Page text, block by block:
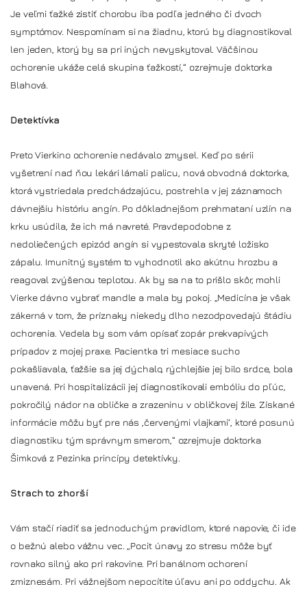
Je veľmi ťažké zistiť chorobu iba podľa jedného či dvoch
symptómov. Nespomínam si na žiadnu, ktorú by diagnostikoval
len jeden, ktorý by sa pri iných nevyskytoval. Väčšinou
ochorenie ukáže celá skupina ťažkostí,“ ozrejmuje doktorka
Blahová.
Detektívka
Preto Vierkino ochorenie nedávalo zmysel. Keď po sérii
vyšetrení nad ňou lekári lámali palicu, nová obvodná doktorka,
ktorá vystriedala predchádzajúcu, postrehla v jej záznamoch
dávnejšiu históriu angín. Po dôkladnejšom prehmataní uzlín na
krku usúdila, že ich má navreté. Pravdepodobne z
nedoliečených epizód angín si vypestovala skryté ložisko
zápalu. Imunitný systém to vyhodnotil ako akútnu hrozbu a
reagoval zvýšenou teplotou. Ak by sa na to prišlo skôr, mohli
Vierke dávno vybrať mandle a mala by pokoj. „Medicína je však
zákerná v tom, že príznaky niekedy dlho nezodpovedajú štádiu
ochorenia. Vedela by som vám opísať zopár prekvapivých
prípadov z mojej praxe. Pacientka tri mesiace sucho
pokašliavala, ťažšie sa jej dýchalo, rýchlejšie jej bilo srdce, bola
unavená. Pri hospitalizácii jej diagnostikovali embóliu do pľúc,
pokročilý nádor na obličke a zrazeninu v obličkovej žile. Získané
informácie môžu byť pre nás ‚červenými vlajkami‘, ktoré posunú
diagnostiku tým správnym smerom,“ ozrejmuje doktorka
Šimková z Pezinka princípy detektívky.
Strach to zhorší
Vám stačí riadiť sa jednoduchým pravidlom, ktoré napovie, či ide
o bežnú alebo vážnu vec. „Pocit únavy zo stresu môže byť
rovnako silný ako pri rakovine. Pri banálnom ochorení
zmiznesám. Pri vážnejšom nepocítite úľavu ani po oddychu. Ak